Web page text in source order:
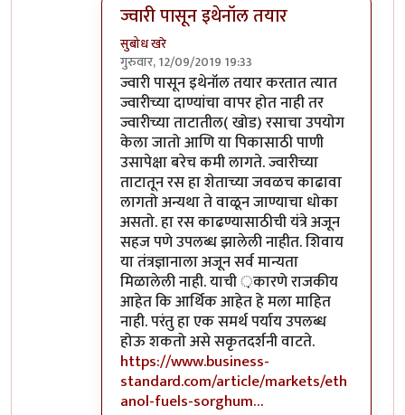
ज्वारी पासून इथेनॉल तयार
सुबोध खरे
गुरुवार, 12/09/2019 19:33
In reply toतसा विषय नाही तो. उसापासुन
ज्वारी पासून इथेनॉल तयार करतात त्यात
ज्वारीच्या दाण्यांचा वापर होत नाही तर
ज्वारीच्या ताटातील( खोड) रसाचा उपयोग
केला जातो आणि या पिकासाठी पाणी
उसापेक्षा बरेच कमी लागते. ज्वारीच्या
ताटातून रस हा शेताच्या जवळच काढावा
लागतो अन्यथा ते वाळून जाण्याचा धोका
असतो. हा रस काढण्यासाठीची यंत्रे अजून
सहज पणे उपलब्ध झालेली नाहीत. शिवाय
या तंत्रज्ञानाला अजून सर्व मान्यता
मिळालेली नाही. याची ़कारणे राजकीय
आहेत कि आर्थिक आहेत हे मला माहित
नाही. परंतु हा एक समर्थ पर्याय उपलब्ध
होऊ शकतो असे सकृतदर्शनी वाटते.
https://www.business-
standard.com/article/markets/eth
anol-fuels-sorghum…